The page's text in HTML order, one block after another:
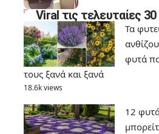
Viral τις τελευταίες
Τα
φυτά
τους ξανά και ξανά
18.6k views
12